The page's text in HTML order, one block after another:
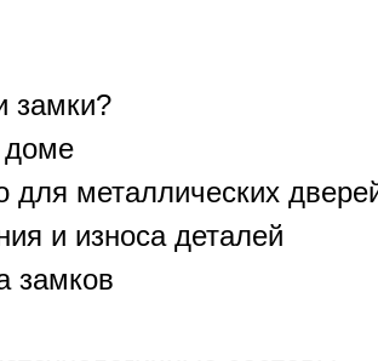
замки?
доме
для металлических
и износа деталей
замков